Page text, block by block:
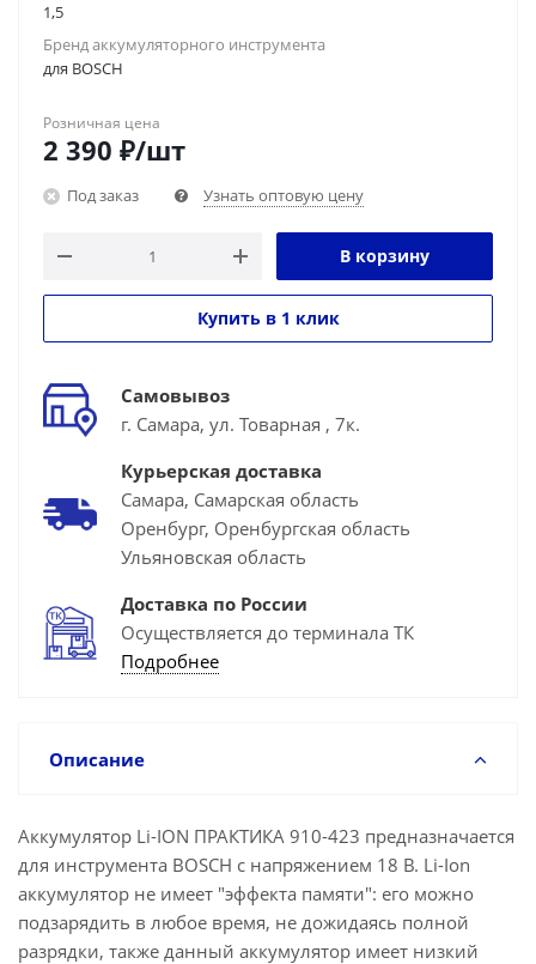
1,5
Бренд аккумуляторного инструмента
для BOSCH
Розничная цена
2 390 ₽/шт
Под заказ Узнать оптовую цену
В корзину
Купить в 1 клик
Самовывоз
г. Самара, ул. Товарная , 7к.
Курьерская доставка
Самара, Самарская область
Оренбург, Оренбургская область
Ульяновская область
Доставка по России
Осуществляется до терминала ТК
Подробнее
Описание
Аккумулятор Li-ION ПРАКТИКА 910-423 предназначается
для инструмента BOSCH с напряжением 18 В. Li-Ion
аккумулятор не имеет "эффекта памяти": его можно
подзарядить в любое время, не дожидаясь полной
разрядки, также данный аккумулятор имеет низкий